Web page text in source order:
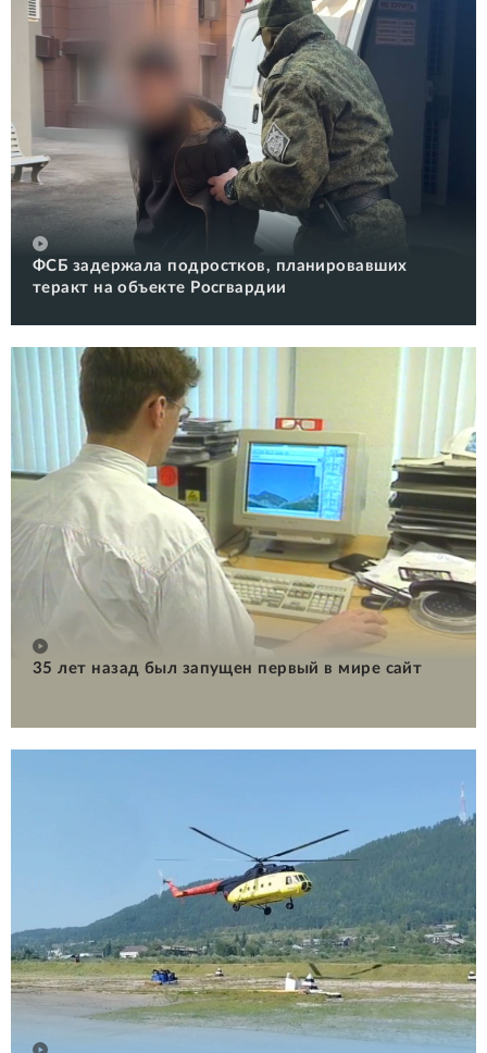
ФСБ задержала подростков, планировавших
теракт на объекте Росгвардии
35 лет назад был запущен первый в мире сайт